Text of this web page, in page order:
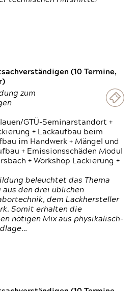
(10 Termine,
zum
GTÜ-Seminarstandort +
+ Lackaufbau beim
im Handwerk + Mängel und
+ Emissionsschäden Modul
+ Workshop Lackierung +
beleuchtet das Thema
aus den drei üblichen
dem Lackhersteller
Somit erhalten die
nötigen Mix aus physikalisch-